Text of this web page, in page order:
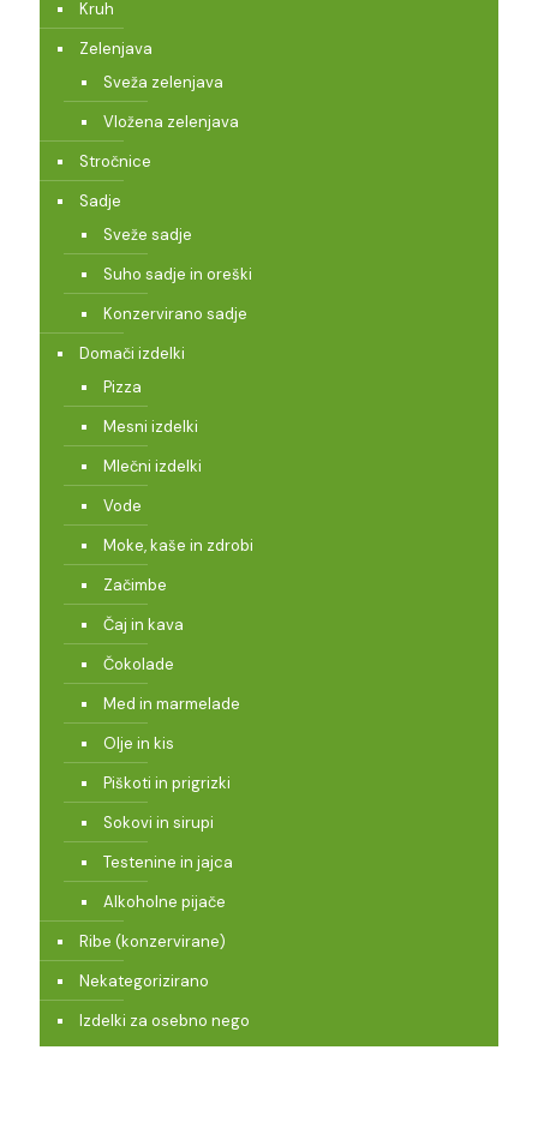
Kruh
Zelenjava
Sveža zelenjava
Vložena zelenjava
Stročnice
Sadje
Sveže sadje
Suho sadje in oreški
Konzervirano sadje
Domači izdelki
Pizza
Mesni izdelki
Mlečni izdelki
Vode
Moke, kaše in zdrobi
Začimbe
Čaj in kava
Čokolade
Med in marmelade
Olje in kis
Piškoti in prigrizki
Sokovi in sirupi
Testenine in jajca
Alkoholne pijače
Ribe (konzervirane)
Nekategorizirano
Izdelki za osebno nego